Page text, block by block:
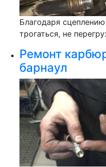
Благодаря
трогаться, не
Ремонт
барнаул